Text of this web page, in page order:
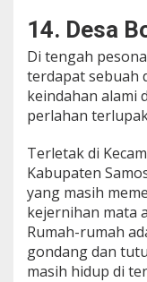
14. Desa
Di tengah
terdapat sebuah
keindahan alami
perlahan
Terletak di
Kabupaten
yang masih
kejernihan mata
Rumah-rumah
gondang dan
masih hidup di